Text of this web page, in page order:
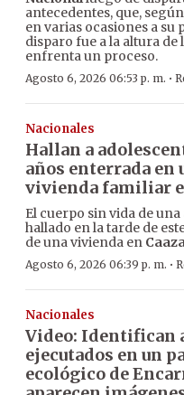
antecedentes, que,
en varias ocasiones a su
disparo fue a la altura
enfrenta un proceso.
Agosto 6, 2026 06:53 p. m. ·
Nacionales
Hallan a
años enterrada en
vivienda familiar
El cuerpo sin vida de
hallado en la tarde de
de una vivienda en
Agosto 6, 2026 06:39 p. m. ·
Nacionales
Video: Identifican
ejecutados en un
ecológico de